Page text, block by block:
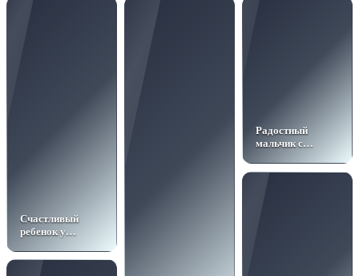
Счастливый
ребенок у
стола
Радостный
мальчик с